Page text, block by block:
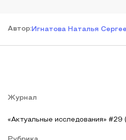
Автор:Игнатова Наталья
Журнал
«Актуальные исследования» #29